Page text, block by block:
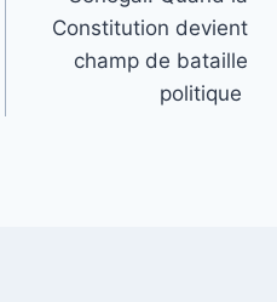
Constitution devient
champ de bataille
politique